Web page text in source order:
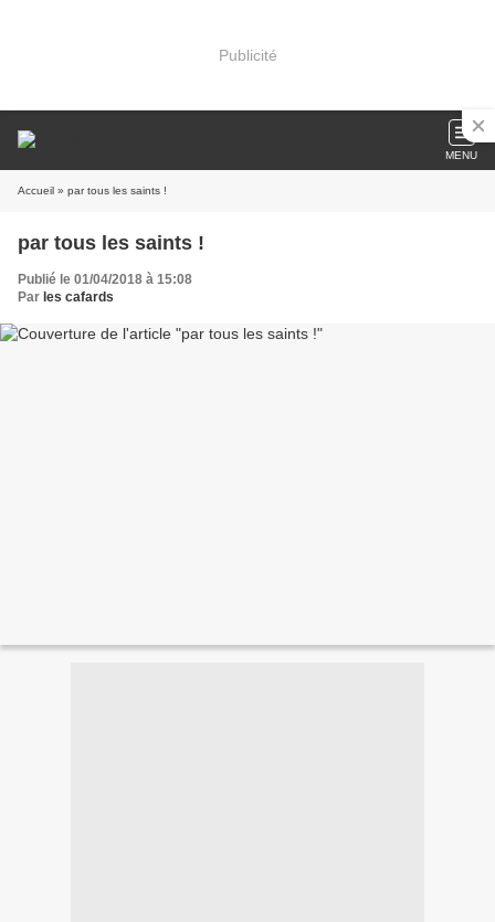
Publicité
MENU
Accueil » par tous les saints !
par tous les saints !
Publié le 01/04/2018 à 15:08
Par les cafards